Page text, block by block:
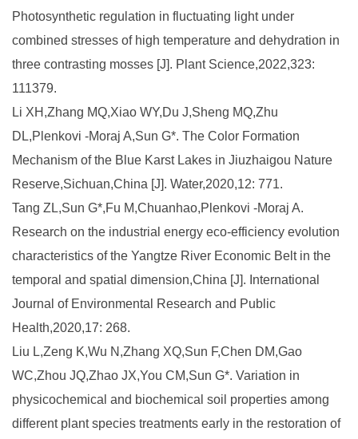
Photosynthetic regulation in fluctuating light under
combined stresses of high temperature and dehydration in
three contrasting mosses [J]. Plant Science,2022,323:
111379.
Li XH,Zhang MQ,Xiao WY,Du J,Sheng MQ,Zhu
DL,Plenkovi -Moraj A,Sun G*. The Color Formation
Mechanism of the Blue Karst Lakes in Jiuzhaigou Nature
Reserve,Sichuan,China [J]. Water,2020,12: 771.
Tang ZL,Sun G*,Fu M,Chuanhao,Plenkovi -Moraj A.
Research on the industrial energy eco-efficiency evolution
characteristics of the Yangtze River Economic Belt in the
temporal and spatial dimension,China [J]. International
Journal of Environmental Research and Public
Health,2020,17: 268.
Liu L,Zeng K,Wu N,Zhang XQ,Sun F,Chen DM,Gao
WC,Zhou JQ,Zhao JX,You CM,Sun G*. Variation in
physicochemical and biochemical soil properties among
different plant species treatments early in the restoration of